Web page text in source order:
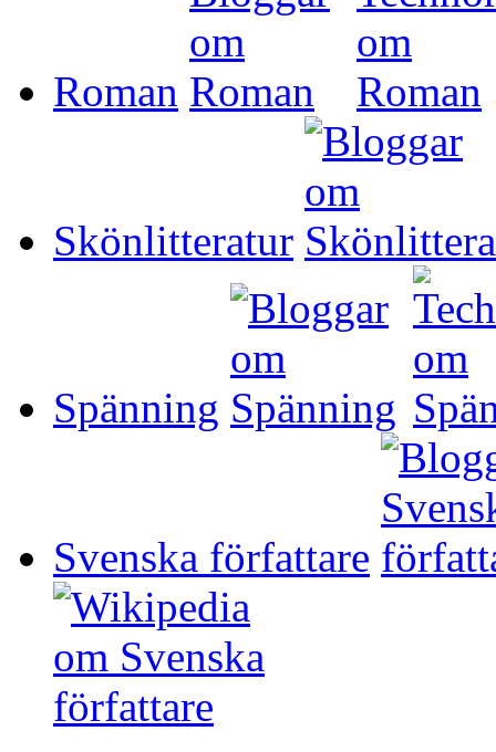
Roman
Skönlitteratur
Spänning
Svenska författare